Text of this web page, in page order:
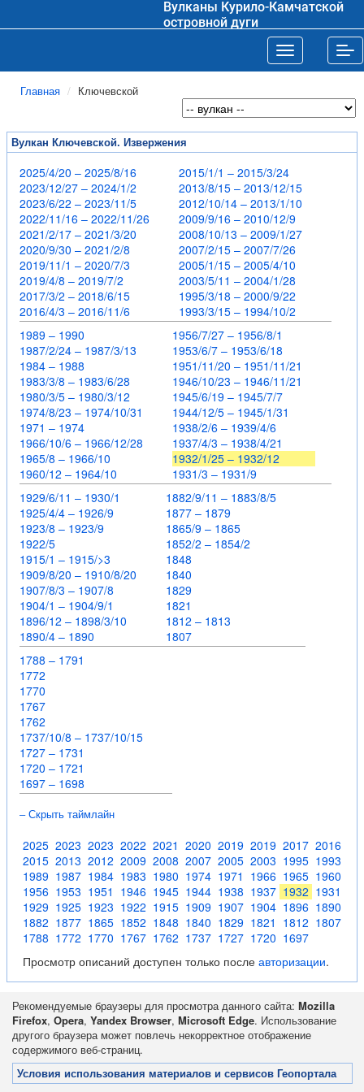
Вулканы Курило-Камчатской
островной дуги
Toggle
Главная Ключевской
Вулкан Ключевской. Извержения
2025/4/20 – 2025/8/16
2023/12/27 – 2024/1/2
2023/6/22 – 2023/11/5
2022/11/16 – 2022/11/26
2021/2/17 – 2021/3/20
2020/9/30 – 2021/2/8
2019/11/1 – 2020/7/3
2019/4/8 – 2019/7/2
2017/3/2 – 2018/6/15
2016/4/3 – 2016/11/6
2015/1/1 – 2015/3/24
2013/8/15 – 2013/12/15
2012/10/14 – 2013/1/10
2009/9/16 – 2010/12/9
2008/10/13 – 2009/1/27
2007/2/15 – 2007/7/26
2005/1/15 – 2005/4/10
2003/5/11 – 2004/1/28
1995/3/18 – 2000/9/22
1993/3/15 – 1994/10/2
1989 – 1990
1987/2/24 – 1987/3/13
1984 – 1988
1983/3/8 – 1983/6/28
1980/3/5 – 1980/3/12
1974/8/23 – 1974/10/31
1971 – 1974
1966/10/6 – 1966/12/28
1965/8 – 1966/10
1960/12 – 1964/10
1956/7/27 – 1956/8/1
1953/6/7 – 1953/6/18
1951/11/20 – 1951/11/21
1946/10/23 – 1946/11/21
1945/6/19 – 1945/7/7
1944/12/5 – 1945/1/31
1938/2/6 – 1939/4/6
1937/4/3 – 1938/4/21
1932/1/25 – 1932/12
1931/3 – 1931/9
1929/6/11 – 1930/1
1925/4/4 – 1926/9
1923/8 – 1923/9
1922/5
1915/1 – 1915/>3
1909/8/20 – 1910/8/20
1907/8/3 – 1907/8
1904/1 – 1904/9/1
1896/12 – 1898/3/10
1890/4 – 1890
1882/9/11 – 1883/8/5
1877 – 1879
1865/9 – 1865
1852/2 – 1854/2
1848
1840
1829
1821
1812 – 1813
1807
1788 – 1791
1772
1770
1767
1762
1737/10/8 – 1737/10/15
1727 – 1731
1720 – 1721
1697 – 1698
– Скрыть таймлайн
2025 2023 2023 2022 2021 2020 2019 2019 2017 2016
2015 2013 2012 2009 2008 2007 2005 2003 1995 1993
1989 1987 1984 1983 1980 1974 1971 1966 1965 1960
1956 1953 1951 1946 1945 1944 1938 1937 1932 1931
1929 1925 1923 1922 1915 1909 1907 1904 1896 1890
1882 1877 1865 1852 1848 1840 1829 1821 1812 1807
1788 1772 1770 1767 1762 1737 1727 1720 1697
Просмотр описаний доступен только после авторизации.
Рекомендуемые браузеры для просмотра данного сайта: Mozilla
Firefox, Opera, Yandex Browser, Microsoft Edge. Использование
другого браузера может повлечь некорректное отображение
содержимого веб-страниц.
Условия использования материалов и сервисов Геопортала